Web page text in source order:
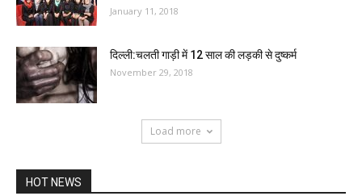
January 11, 2018
दिल्ली:चलती गाड़ी में 12 साल की लड़की से दुष्कर्म
November 29, 2018
Load more
HOT NEWS